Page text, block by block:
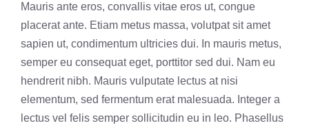
Mauris ante eros, convallis vitae eros ut, congue
placerat ante. Etiam metus massa, volutpat sit amet
sapien ut, condimentum ultricies dui. In mauris metus,
semper eu consequat eget, porttitor sed dui. Nam eu
hendrerit nibh. Mauris vulputate lectus at nisi
elementum, sed fermentum erat malesuada. Integer a
lectus vel felis semper sollicitudin eu in leo. Phasellus